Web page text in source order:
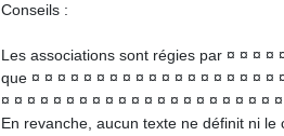
Conseils :
Les associations sont régies par ¤ ¤ ¤
que ¤ ¤ ¤ ¤ ¤ ¤ ¤ ¤ ¤ ¤ ¤ ¤ ¤ ¤ ¤ ¤ ¤ ¤ ¤
¤ ¤ ¤ ¤ ¤ ¤ ¤ ¤ ¤ ¤ ¤ ¤ ¤ ¤ ¤ ¤ ¤ ¤ ¤ ¤ ¤
En revanche, aucun texte ne définit ni